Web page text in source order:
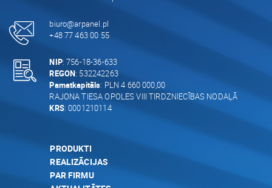
biuro@arpanel.pl
+48 77 463 00 55
NIP: 756-18-36-633
REGON: 532242263
Pamatkapitāls: PLN 4 660 000,00
RAJONA TIESA OPOLES VIII TIRDZNIECĪBAS NODAĻĀ
KRS: 0001210114
PRODUKTI
REALIZĀCIJAS
PAR FIRMU